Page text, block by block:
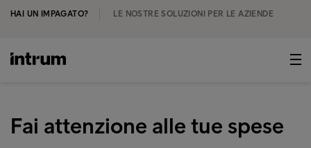
HAI UN IMPAGATO? LE NOSTRE SOLUZIONI PER LE AZIENDE
Fai attenzione alle tue spese